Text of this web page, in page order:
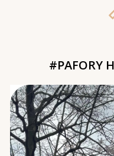
#PAFORY